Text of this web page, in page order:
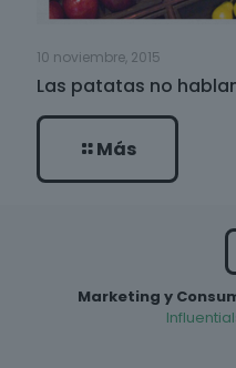
10 noviembre, 2015
Las patatas no
Más
Marketing y